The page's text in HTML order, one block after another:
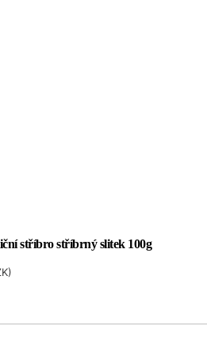
stříbro stříbrný slitek 100g
)